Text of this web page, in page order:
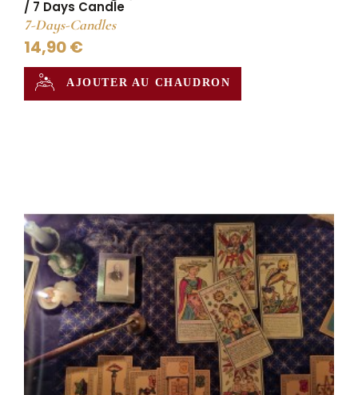
/ 7 Days Candle
7-Days-Candles
14,90 €
AJOUTER AU CHAUDRON